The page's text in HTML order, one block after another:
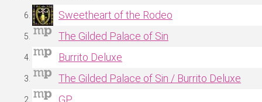
Sweetheart of the Rodeo
The Gilded Palace of Sin
Burrito Deluxe
The Gilded Palace of Sin / Burrito Deluxe
GP